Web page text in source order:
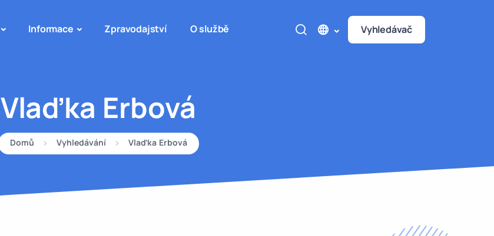
Informace Zpravodajství O službě Vyhledávač
Vlaďka Erbová
Domů Vyhledávání Vlaďka Erbová